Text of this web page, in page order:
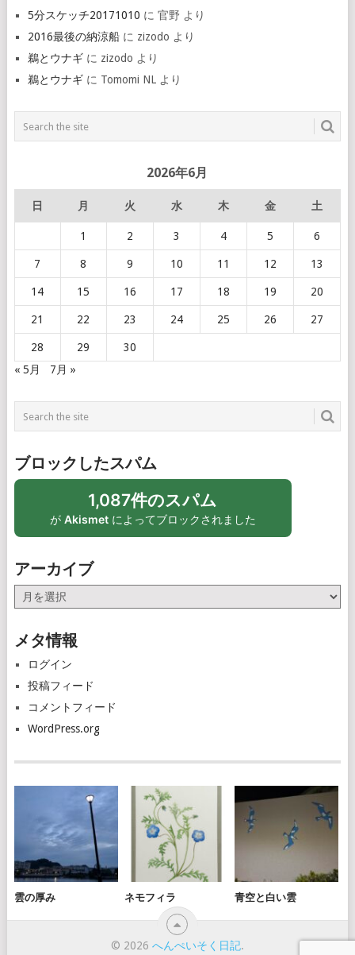
5分スケッチ20171010 に 官野 より
2016最後の納涼船に zizodo より
鵜とウナギに zizodo より
鵜とウナギに Tomomi NLより
2026年6月
日 月 火 水 木 金 土
1 2 3 4 5 6
7 8 9 10 11 12 13
14 15 16 17 18 19 20
21 22 23 24 25 26 27
28 29
30
« 5月
7月 »
ブロックしたスパム
1,087件のスパム
が Akismetによってブロックされました
アーカイブ
ー
イ
メタ情報
ログイン
投稿フィード
コメントフィード
WordPress.org
雲の厚み ネモフィラ 青空と白い雲
© 2026 へんぺいそく日記.